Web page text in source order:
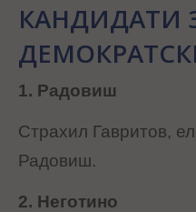
КАНДИДАТИ
1. Радовиш
Страхил Гавритов,
Радовиш.
2. Неготино